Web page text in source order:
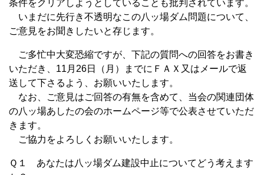
条件をクリアしようとしていることも批判されています。
いまだに先行き不透明なこの八ッ場ダム問題について、
ご意見をお聞きしたいと存じます。
ご多忙中大変恐縮ですが、下記の質問への回答をお書き
いただき、11月26日（月）までにＦＡＸ又はメールで返
送して下さるよう、お願いいたします。
なお、ご意見はご回答の有無を含めて、当会の関連団体
の八ッ場あしたの会のホームページ等で公表させていただ
きます。
ご協力をよろしくお願いいたします。
Ｑ１ あなたは八ッ場ダム建設中止についてどう考えます